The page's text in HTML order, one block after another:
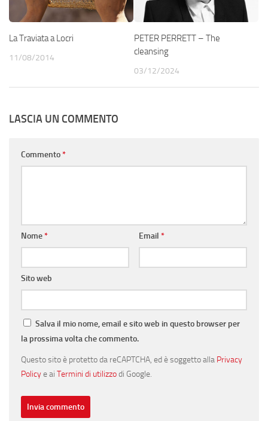
La Traviata a Locri
11/08/2014
PETER PERRETT – The
cleansing
03/12/2024
LASCIA UN COMMENTO
Commento*
Nome* Email *
Sito web
Salva il mio nome, email e sito web in questo browser per
la prossima volta che commento.
Questo sito è protetto da reCAPTCHA, ed è soggetto alla Privacy
Policye ai Termini di utilizzodi Google.